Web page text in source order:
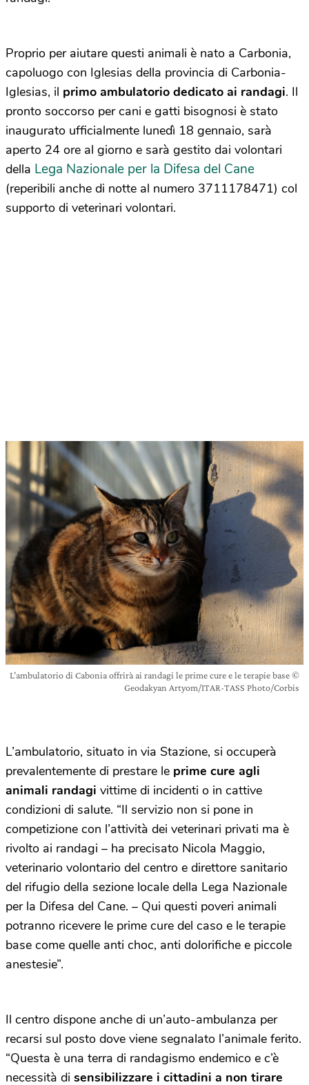
Proprio per aiutare questi animali è nato a Carbonia,
capoluogo con Iglesias della provincia di Carbonia-
Iglesias, il primo ambulatorio dedicato ai randagi. Il
pronto soccorso per cani e gatti bisognosi è stato
inaugurato ufficialmente lunedì 18 gennaio, sarà
aperto 24 ore al giorno e sarà gestito dai volontari
della Lega Nazionale per la Difesa del Cane
(reperibili anche di notte al numero 3711178471) col
supporto di veterinari volontari.
L’ambulatorio di Cabonia offrirà ai randagi le prime cure e le terapie base ©
Geodakyan Artyom/ITAR-TASS Photo/Corbis
L’ambulatorio, situato in via Stazione, si occuperà
prevalentemente di prestare le prime cure agli
animali randagi vittime di incidenti o in cattive
condizioni di salute. “Il servizio non si pone in
competizione con l’attività dei veterinari privati ma è
rivolto ai randagi – ha precisato Nicola Maggio,
veterinario volontario del centro e direttore sanitario
del rifugio della sezione locale della Lega Nazionale
per la Difesa del Cane. – Qui questi poveri animali
potranno ricevere le prime cure del caso e le terapie
base come quelle anti choc, anti dolorifiche e piccole
anestesie”.
Il centro dispone anche di un’auto-ambulanza per
recarsi sul posto dove viene segnalato l’animale ferito.
“Questa è una terra di randagismo endemico e c’è
necessità di sensibilizzare i cittadini a non tirare